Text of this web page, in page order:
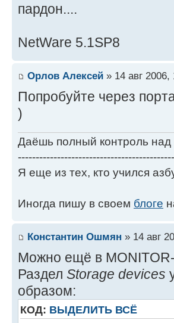
пардон....
NetWare 5.1SP8
Орлов Алексей » 14 авг 2006,
Попробуйте через
)
Даёшь полный контроль
Я еще из тех, кто учился
Иногда пишу в своем блоге
Константин Ошмян » 14 авг
Можно ещё в
Раздел Storage devices
образом:
КОД: ВЫДЕЛИТЬ ВСЁ